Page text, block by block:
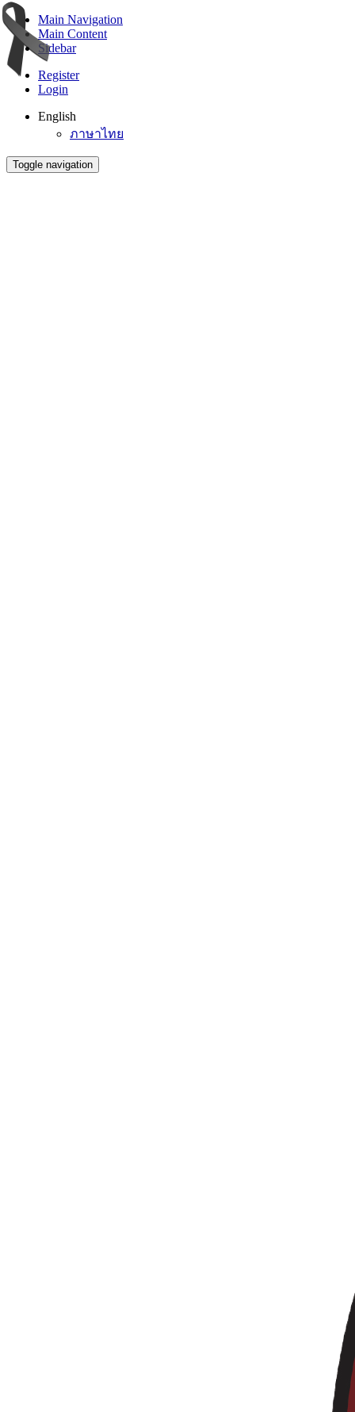
Main Navigation
Main Content
Sidebar
Register
Login
English
ภาษาไทย
Toggle navigation